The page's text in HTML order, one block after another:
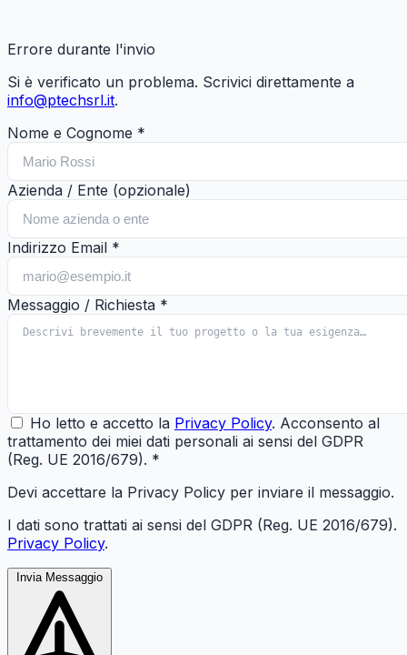
Errore durante l'invio
Si è verificato un problema. Scrivici direttamente a
info@ptechsrl.it.
Nome e Cognome *
Azienda / Ente (opzionale)
Indirizzo Email *
Messaggio / Richiesta *
Ho letto e accetto la Privacy Policy. Acconsento al
trattamento dei miei dati personali ai sensi del GDPR
(Reg. UE 2016/679). *
Devi accettare la Privacy Policy per inviare il messaggio.
I dati sono trattati ai sensi del GDPR (Reg. UE 2016/679).
Privacy Policy.
Invia Messaggio